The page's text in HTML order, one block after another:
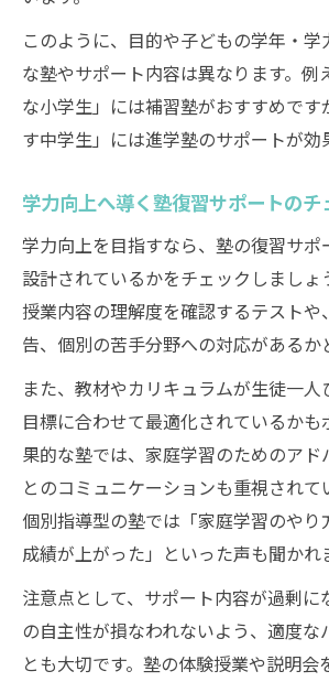
このように、目的や子どもの学年・学
な塾やサポート内容は異なります。例
な小学生」には補習塾がおすすめで
す中学生」には進学塾のサポートが効
学力向上へ導く塾復習サポートのチ
学力向上を目指すなら、塾の復習サポ
設計されているかをチェックしましょ
授業内容の理解度を確認するテストや
告、個別の苦手分野への対応があるか
また、教材やカリキュラムが生徒一人
目標に合わせて最適化されているかも
果的な塾では、家庭学習のためのアド
とのコミュニケーションも重視されて
個別指導型の塾では「家庭学習のやり
成績が上がった」といった声も聞かれ
注意点として、サポート内容が過剰に
の自主性が損なわれないよう、適度な
とも大切です。塾の体験授業や説明会